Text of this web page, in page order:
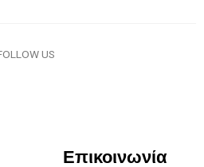
US
Επικοινωνία